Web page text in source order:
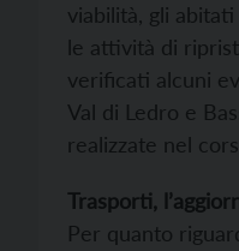
viabilità, gli
le attività di
verificati alcuni
Val di Ledro e
realizzate nel
Trasporti,
Per quanto